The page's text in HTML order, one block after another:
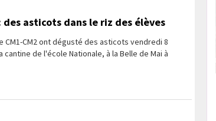
des asticots dans le riz des élèves
CM1-CM2 ont dégusté des asticots vendredi 8
cantine de l'école Nationale, à la Belle de Mai à